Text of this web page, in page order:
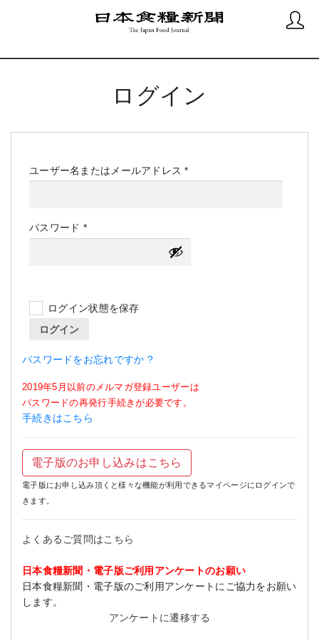
ログイン
ユーザー名またはメールアドレス*必
パスワード *必
須
ログイン状態を保存
ログイン
パスワードをお忘れですか ?
2019年5月以前のメルマガ登録ユーザーは
パスワードの再発行手続きが必要です。
手続きはこちら
電子版のお申し込みはこちら
電子版にお申し込み頂くと様々な機能が利用できるマイページにログインで
きます。
よくあるご質問はこちら
日本食糧新聞・電子版ご利用アンケートのお願い
日本食糧新聞・電子版のご利用アンケートにご協力をお願い
します。
アンケートに遷移する